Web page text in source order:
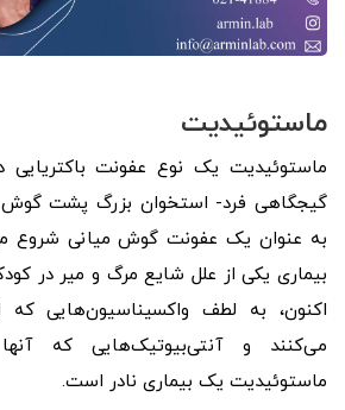
ماستوئیدیت
ماستوئیدیت یک نوع عفونت
گیجگاهی فرد- استخوان بزرگ پشت
به عنوان یک عفونت گوش میانی شروع
بیماری یکی از علل شایع مرگ و میر در
اکنون، به لطف واکسیناسیون‌هایی که
می‌کنند و آنتی‌بیوتیک‌هایی که
ماستوئیدیت یک بیماری نادر است.